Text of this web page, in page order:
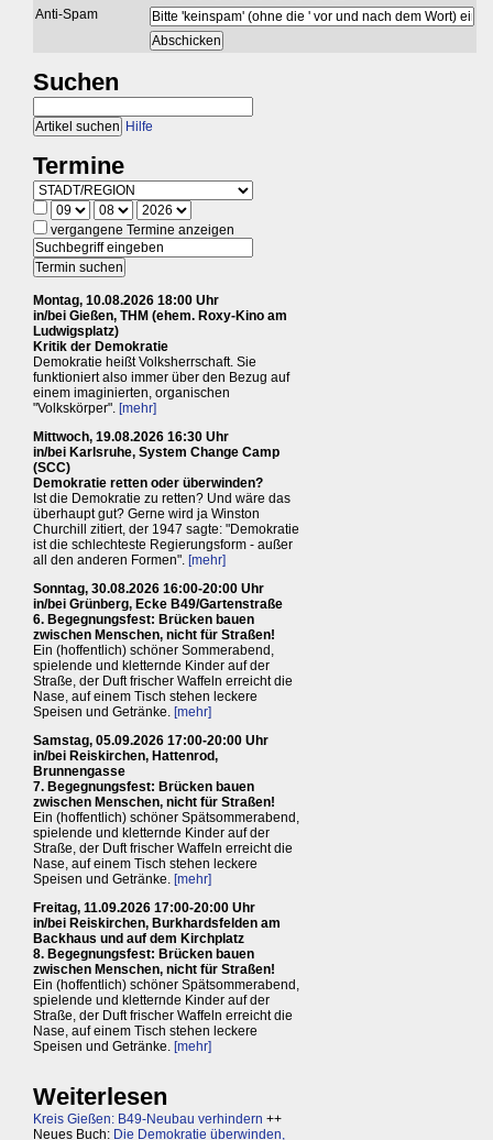
Anti-Spam
Suchen
Hilfe
Termine
vergangene Termine anzeigen
Montag, 10.08.2026 18:00 Uhr
in/bei Gießen, THM (ehem. Roxy-Kino am
Ludwigsplatz)
Kritik der Demokratie
Demokratie heißt Volksherrschaft. Sie
funktioniert also immer über den Bezug auf
einem imaginierten, organischen
"Volkskörper". [mehr]
Mittwoch, 19.08.2026 16:30 Uhr
in/bei Karlsruhe, System Change Camp
(SCC)
Demokratie retten oder überwinden?
Ist die Demokratie zu retten? Und wäre das
überhaupt gut? Gerne wird ja Winston
Churchill zitiert, der 1947 sagte: "Demokratie
ist die schlechteste Regierungsform - außer
all den anderen Formen". [mehr]
Sonntag, 30.08.2026 16:00-20:00 Uhr
in/bei Grünberg, Ecke B49/Gartenstraße
6. Begegnungsfest: Brücken bauen
zwischen Menschen, nicht für Straßen!
Ein (hoffentlich) schöner Sommerabend,
spielende und kletternde Kinder auf der
Straße, der Duft frischer Waffeln erreicht die
Nase, auf einem Tisch stehen leckere
Speisen und Getränke. [mehr]
Samstag, 05.09.2026 17:00-20:00 Uhr
in/bei Reiskirchen, Hattenrod,
Brunnengasse
7. Begegnungsfest: Brücken bauen
zwischen Menschen, nicht für Straßen!
Ein (hoffentlich) schöner Spätsommerabend,
spielende und kletternde Kinder auf der
Straße, der Duft frischer Waffeln erreicht die
Nase, auf einem Tisch stehen leckere
Speisen und Getränke. [mehr]
Freitag, 11.09.2026 17:00-20:00 Uhr
in/bei Reiskirchen, Burkhardsfelden am
Backhaus und auf dem Kirchplatz
8. Begegnungsfest: Brücken bauen
zwischen Menschen, nicht für Straßen!
Ein (hoffentlich) schöner Spätsommerabend,
spielende und kletternde Kinder auf der
Straße, der Duft frischer Waffeln erreicht die
Nase, auf einem Tisch stehen leckere
Speisen und Getränke. [mehr]
Weiterlesen
Kreis Gießen: B49-Neubau verhindern ++
Neues Buch: Die Demokratie überwinden,